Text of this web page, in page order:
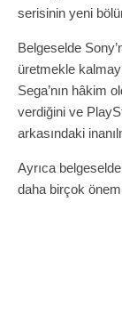
serisinin yeni
Belgeselde
üretmekle
Sega’nın hâkim
verdiğini ve
arkasındaki
Ayrıca
daha birçok